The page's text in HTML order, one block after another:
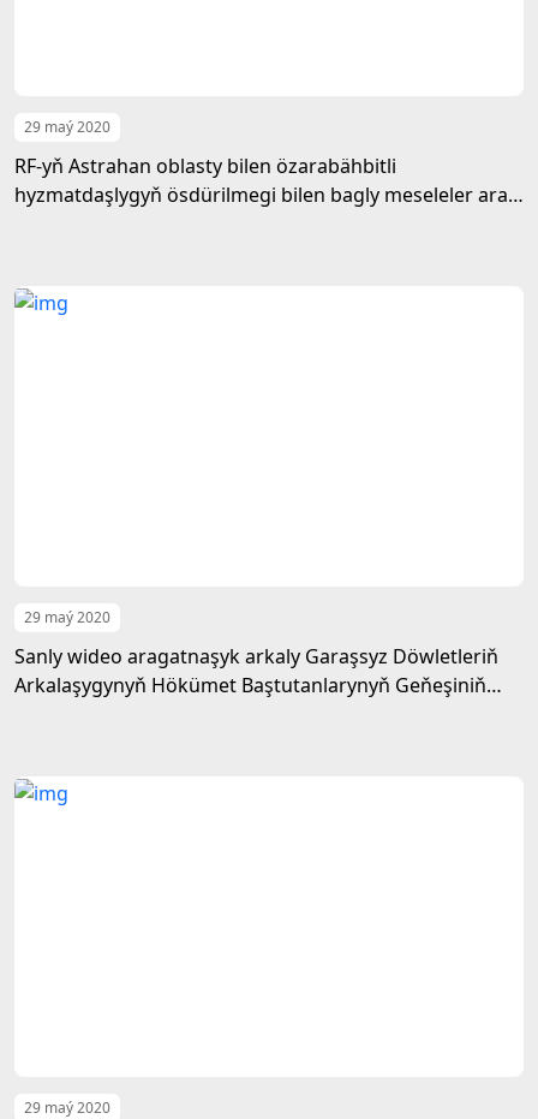
29 maý 2020
RF-yň Astrahan oblasty bilen özarabähbitli
hyzmatdaşlygyň ösdürilmegi bilen bagly meseleler ara
29 maý 2020
Sanly wideo aragatnaşyk arkaly Garaşsyz Döwletleriň
Arkalaşygynyň Hökümet Baştutanlarynyň Geňeşiniň
29 maý 2020